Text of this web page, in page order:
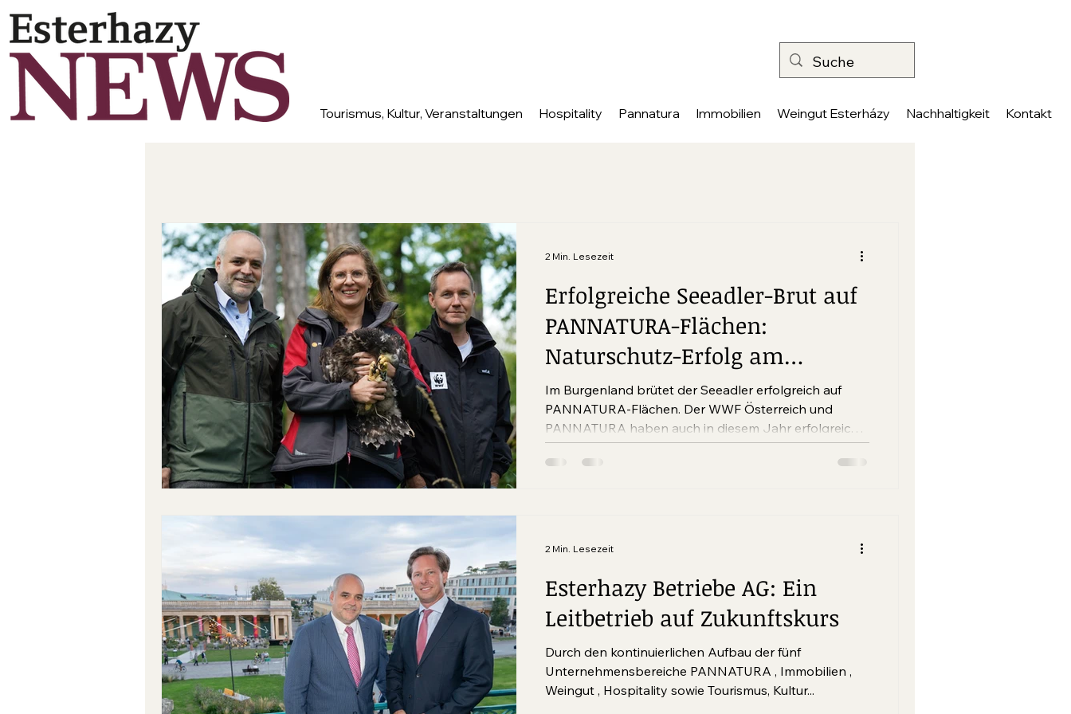
Tourismus, Kultur, Veranstaltungen Hospitality Pannatura Immobilien Weingut Esterházy Nachhaltigkeit Kontakt
Erfolgreiche Seeadler-Brut auf
PANNATURA-Flächen:
Naturschutz-Erfolg am
Neusiedler See
Im Burgenland brütet der Seeadler erfolgreich auf
PANNATURA-Flächen. Der WWF Österreich und
PANNATURA haben auch in diesem Jahr erfolgreich
einen nestjungen Seeadler auf PANNATURA-Flächen
beringt.
2 Min. Lesezeit
Esterhazy Betriebe AG: Ein
Leitbetrieb auf Zukunftskurs
Durch den kontinuierlichen Aufbau der fünf
Unternehmensbereiche PANNATURA , Immobilien ,
Weingut , Hospitality sowie Tourismus, Kultur...
2 Min. Lesezeit